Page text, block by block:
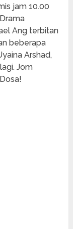
jam 10.00
Ang terbitan
beberapa
Arshad,
Jom